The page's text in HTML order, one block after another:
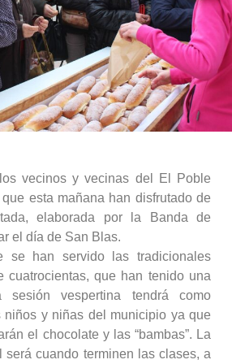
vecinos y vecinas del El Poble
esta mañana han disfrutado de
elaborada por la Banda de
el día de San Blas.
se han servido las tradicionales
cuatrocientas, que han tenido una
sesión vespertina tendrá como
niños y niñas del municipio ya que
el chocolate y las “bambas”. La
será cuando terminen las clases, a